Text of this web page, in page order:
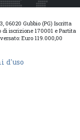
06020 Gubbio (PG) Iscritta
di iscrizione 170001 e Partita
Euro 119.000,00
d'uso